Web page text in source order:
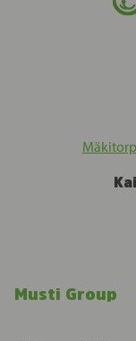
Musti Group